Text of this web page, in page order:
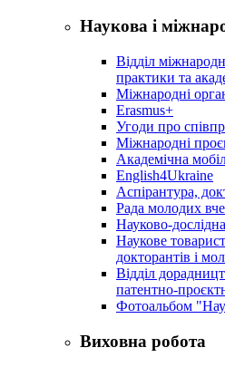
Наукова і
Відділ
практики та
Міжнародні
Erasmus+
Угоди про
Міжнародні
Академічна
English4Ukraine
Аспірантура,
Рада молодих
Науково-
Наукове
докторантів і
Відділ
патентно-
Фотоальбом
Виховна робота